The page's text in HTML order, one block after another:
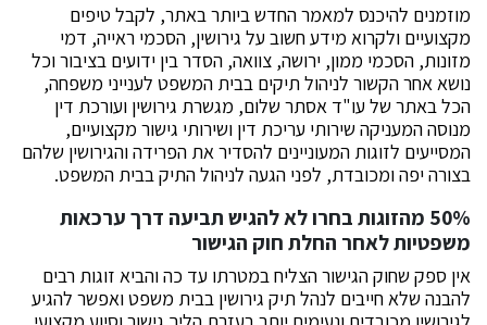
מוזמנים להיכנס למאמר החדש ביותר באתר, לקבל טיפים
מקצועיים ולקרוא מידע חשוב על גירושין, הסכמי ראייה, דמי
מזונות, הסכמי ממון, ירושה, צוואה, הסדר בין ידועים בציבור וכל
נושא אחר הקשור לניהול תיקים בבית המשפט לענייני משפחה,
הכל באתר של עו"ד אסתר שלום, מגשרת גירושין ועורכת דין
מנוסה המעניקה שירותי עריכת דין ושירותי גישור מקצועיים,
המסייעים לזוגות המעוניינים להסדיר את הפרידה והגירושין שלהם
בצורה יפה ומכובדת, לפני הגעה לניהול התיק בבית המשפט.
50% מהזוגות בחרו לא להגיש תביעה דרך ערכאות
משפטיות לאחר החלת חוק הגישור
אין ספק שחוק הגישור הצליח במטרתו עד כה והביא זוגות רבים
להבנה שלא חייבים לנהל תיק גירושין בבית משפט ואפשר להגיע